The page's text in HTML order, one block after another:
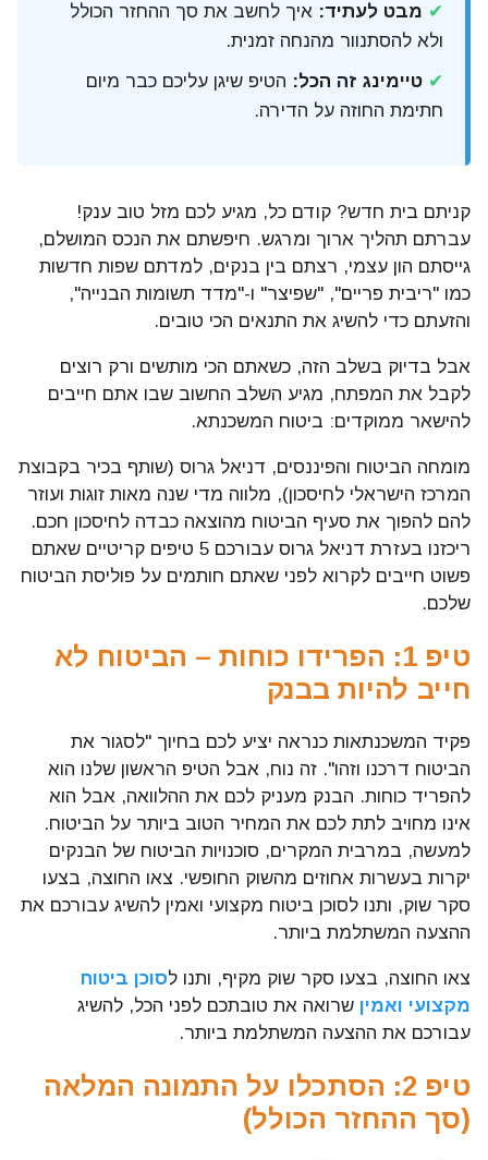
✔ מבט לעתיד: איך לחשב את סך ההחזר הכולל
ולא להסתנוור מהנחה זמנית.
✔ טיימינג זה הכל: הטיפ שיגן עליכם כבר מיום
חתימת החוזה על הדירה.
קניתם בית חדש? קודם כל, מגיע לכם מזל טוב ענק!
עברתם תהליך ארוך ומרגש. חיפשתם את הנכס המושלם,
גייסתם הון עצמי, רצתם בין בנקים, למדתם שפות חדשות
כמו "ריבית פריים", "שפיצר" ו-"מדד תשומות הבנייה",
והזעתם כדי להשיג את התנאים הכי טובים.
אבל בדיוק בשלב הזה, כשאתם הכי מותשים ורק רוצים
לקבל את המפתח, מגיע השלב החשוב שבו אתם חייבים
להישאר ממוקדים: ביטוח המשכנתא.
מומחה הביטוח והפיננסים, דניאל גרוס (שותף בכיר בקבוצת
המרכז הישראלי לחיסכון), מלווה מדי שנה מאות זוגות ועוזר
להם להפוך את סעיף הביטוח מהוצאה כבדה לחיסכון חכם.
ריכזנו בעזרת דניאל גרוס עבורכם 5 טיפים קריטיים שאתם
פשוט חייבים לקרוא לפני שאתם חותמים על פוליסת הביטוח
שלכם.
טיפ 1: הפרידו כוחות – הביטוח לא
חייב להיות בבנק
פקיד המשכנתאות כנראה יציע לכם בחיוך "לסגור את
הביטוח דרכנו וזהו". זה נוח, אבל הטיפ הראשון שלנו הוא
להפריד כוחות. הבנק מעניק לכם את ההלוואה, אבל הוא
אינו מחויב לתת לכם את המחיר הטוב ביותר על הביטוח.
למעשה, במרבית המקרים, סוכנויות הביטוח של הבנקים
יקרות בעשרות אחוזים מהשוק החופשי. צאו החוצה, בצעו
סקר שוק, ותנו לסוכן ביטוח מקצועי ואמין להשיג עבורכם את
ההצעה המשתלמת ביותר.
צאו החוצה, בצעו סקר שוק מקיף, ותנו לסוכן ביטוח
מקצועי ואמין שרואה את טובתכם לפני הכל, להשיג
עבורכם את ההצעה המשתלמת ביותר.
טיפ 2: הסתכלו על התמונה המלאה
(סך ההחזר הכולל)